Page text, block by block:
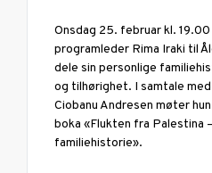
Onsdag 25. februar kl.
programleder Rima Iraki til
dele sin personlige
og tilhørighet. I samtale
Ciobanu Andresen møter
boka «Flukten fra Palestina
familiehistorie».